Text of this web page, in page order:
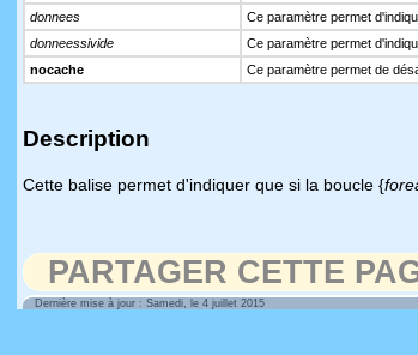
donnees
Ce paramètre permet
donneessivide
Ce paramètre permet
nocache
Ce paramètre permet de
Description
Cette balise permet d'indiquer que si la boucle {
PARTAGER CETTE
Dernière mise à jour : Samedi, le 4 juillet 2015